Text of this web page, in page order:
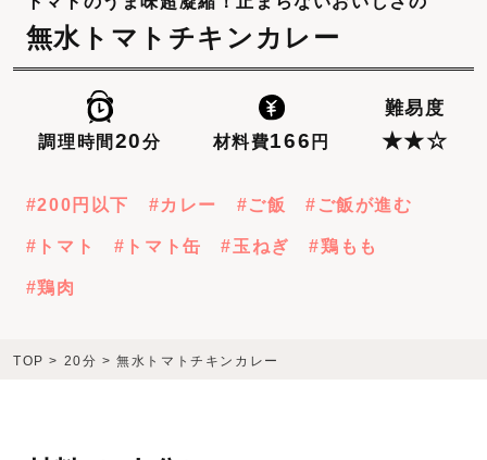
無水トマトチキンカレー
調理時間 20分 材料費166 円
難易度
★★☆
200円以下 カレー ご飯 ご飯が進む
トマト トマト缶 玉ねぎ 鶏もも
鶏肉
TOP > 20分 >無水トマトチキンカレー